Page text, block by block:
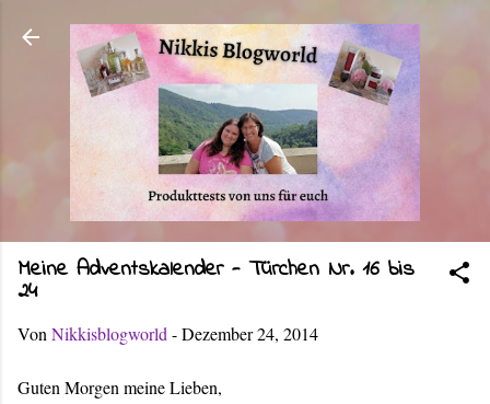
Direkt zum Hauptbereich
Meine Adventskalender - Türchen Nr. 16 bis
24
Von Nikkisblogworld -Dezember 24, 2014
Guten Morgen meine Lieben,